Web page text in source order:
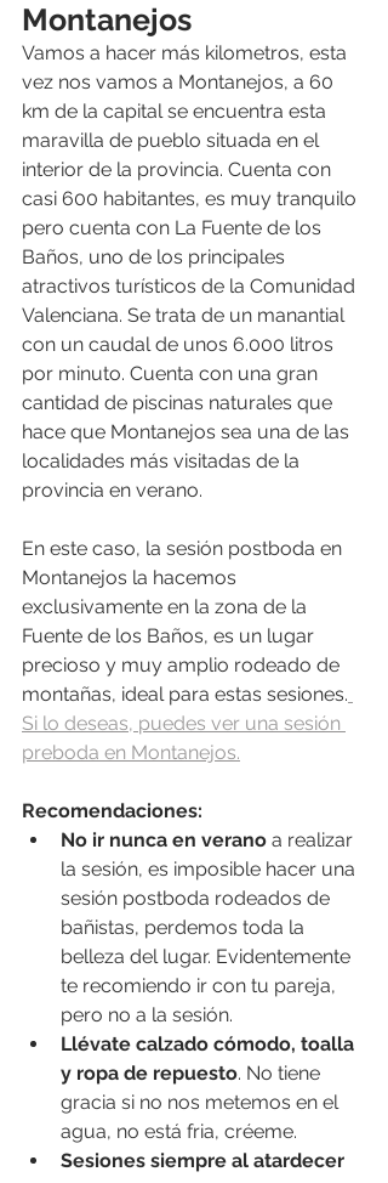
Montanejos
Vamos a hacer más kilometros, esta
vez nos vamos a Montanejos, a 60
km de la capital se encuentra esta
maravilla de pueblo situada en el
interior de la provincia. Cuenta con
casi 600 habitantes, es muy tranquilo
pero cuenta con La Fuente de los
Baños, uno de los principales
atractivos turísticos de la Comunidad
Valenciana. Se trata de un manantial
con un caudal de unos 6.000 litros
por minuto. Cuenta con una gran
cantidad de piscinas naturales que
hace que Montanejos sea una de las
localidades más visitadas de la
provincia en verano.
En este caso, la sesión postboda en
Montanejos la hacemos
exclusivamente en la zona de la
Fuente de los Baños, es un lugar
precioso y muy amplio rodeado de
montañas, ideal para estas sesiones.
Si lo deseas, puedes ver una sesión
preboda en Montanejos.
Recomendaciones:
No ir nunca en verano a realizar
la sesión, es imposible hacer una
sesión postboda rodeados de
bañistas, perdemos toda la
belleza del lugar. Evidentemente
te recomiendo ir con tu pareja,
pero no a la sesión.
Llévate calzado cómodo, toalla
y ropa de repuesto. No tiene
gracia si no nos metemos en el
agua, no está fria, créeme.
Sesiones siempre al atardecer